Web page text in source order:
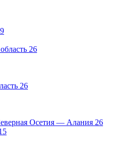
26
26
Осетия — Алания 26